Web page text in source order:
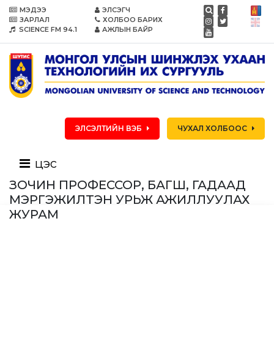
МЭДЭЭ
ЗАРЛАЛ
SCIENCE FM 94.1
ЭЛСЭГЧ
ХОЛБОО БАРИХ
АЖЛЫН БАЙР
ЭЛСЭЛТИЙН ВЭБ ЧУХАЛ ХОЛБООС
цэс
ЗОЧИН ПРОФЕССОР, БАГШ, ГАДААД
МЭРГЭЖИЛТЭН УРЬЖ АЖИЛЛУУЛАХ
ЖУРАМ